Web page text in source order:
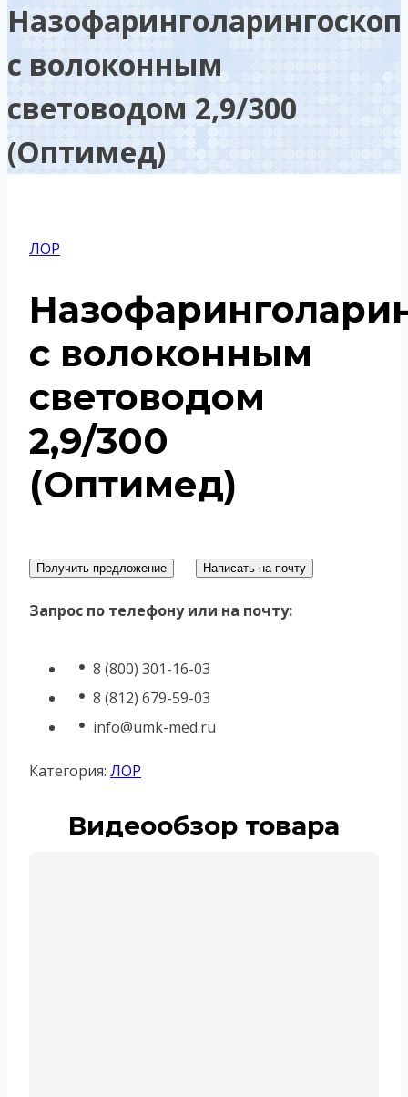
Назофаринголарингоскоп
с волоконным
световодом 2,9/300
(Оптимед)
ЛОР
с волоконным
световодом
2,9/300
(Оптимед)
Получить предложение Написать на почту
Запрос по телефону или на почту:
8 (800) 301-16-03
8 (812) 679-59-03
info@umk-med.ru
Категория: ЛОР
Видеообзор товара